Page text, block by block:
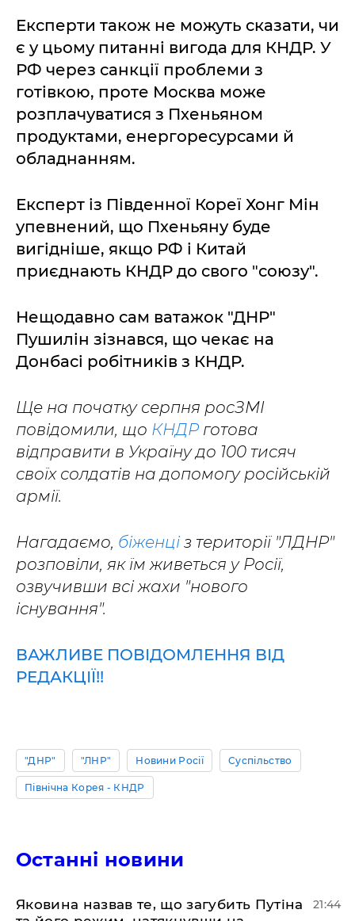
Експерти також не можуть сказати, чи
є у цьому питанні вигода для КНДР. У
РФ через санкції проблеми з
готівкою, проте Москва може
розплачуватися з Пхеньяном
продуктами, енергоресурсами й
обладнанням.
Експерт із Південної Кореї Хонг Мін
упевнений, що Пхеньяну буде
вигідніше, якщо РФ і Китай
приєднають КНДР до свого "союзу".
Нещодавно сам ватажок "ДНР"
Пушилін зізнався, що чекає на
Донбасі робітників з КНДР.
Ще на початку серпня росЗМІ
повідомили, що КНДР готова
відправити в Україну до 100 тисяч
своїх солдатів на допомогу російській
армії.
Нагадаємо, біженці з території "ЛДНР"
розповіли, як їм живеться у Росії,
озвучивши всі жахи "нового
існування".
ВАЖЛИВЕ ПОВІДОМЛЕННЯ ВІД
РЕДАКЦІЇ!!
"ДНР" "ЛНР" Новини Росії Суспільство
Північна Корея - КНДР
Останні новини
Яковина назвав те, що загубить Путіна
21:44